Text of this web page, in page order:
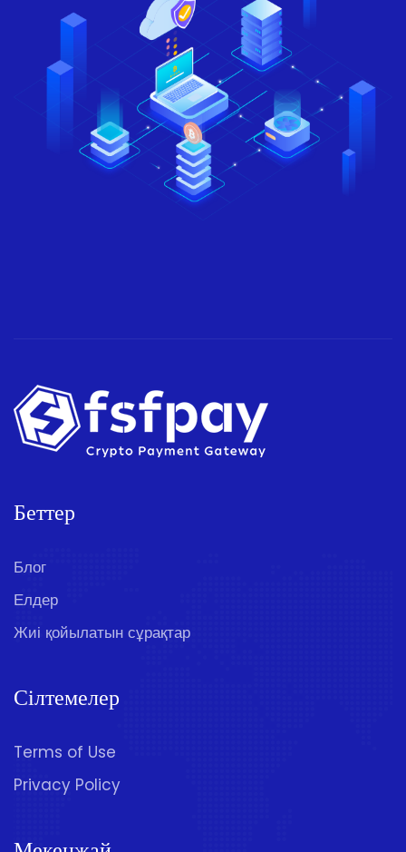
Беттер
Блог
Елдер
Жиі қойылатын сұрақтар
Сілтемелер
Terms of Use
Privacy Policy